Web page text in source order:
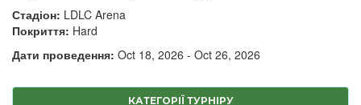
Стадіон: LDLC Arena
Покриття: Hard
Дати проведення: Oct 18, 2026 - Oct 26, 2026
КАТЕГОРІЇ ТУРНІРУ